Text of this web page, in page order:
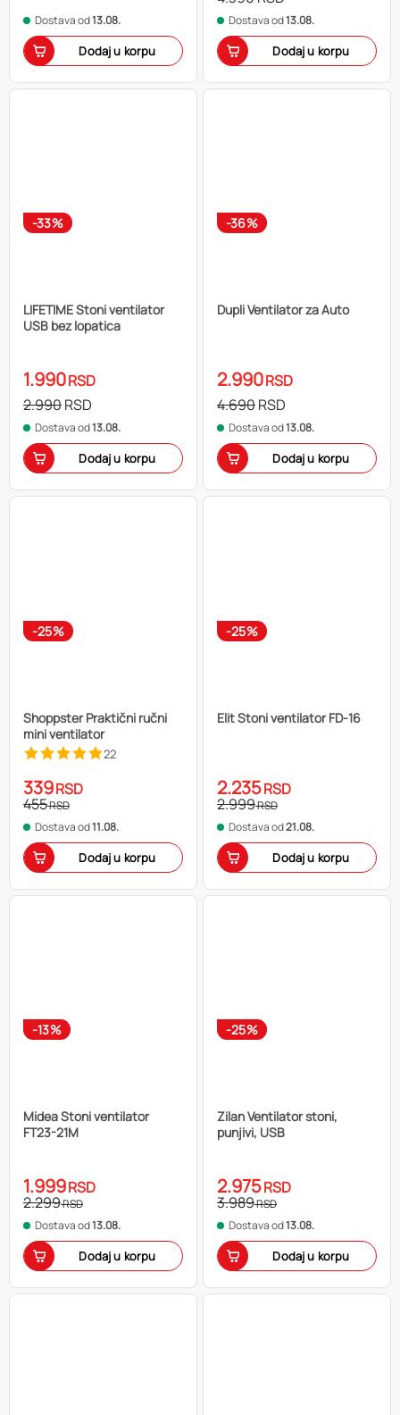
Dostava od13.08.
Dodaj u korpu
Dostava od13.08.
Dodaj u korpu
-33%
LIFETIME Stoni ventilator
USB bez lopatica
1.990RSD
2.990RSD
Dostava od13.08.
Dodaj u korpu
-36%
Dupli Ventilator za Auto
2.990RSD
4.690RSD
Dostava od13.08.
Dodaj u korpu
-25%
Shoppster Praktični ručni
mini ventilator
22
339RSD
455RSD
Dostava od11.08.
Dodaj u korpu
-25%
Elit Stoni ventilator FD-16
2.235RSD
2.999RSD
Dostava od21.08.
Dodaj u korpu
-13%
Midea Stoni ventilator
FT23-21M
1.999RSD
2.299RSD
Dostava od13.08.
Dodaj u korpu
-25%
Zilan Ventilator stoni,
punjivi, USB
2.975RSD
3.989RSD
Dostava od13.08.
Dodaj u korpu